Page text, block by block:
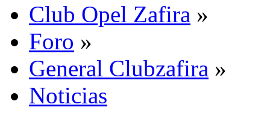
Club Opel Zafira »
Foro »
General Clubzafira »
Noticias